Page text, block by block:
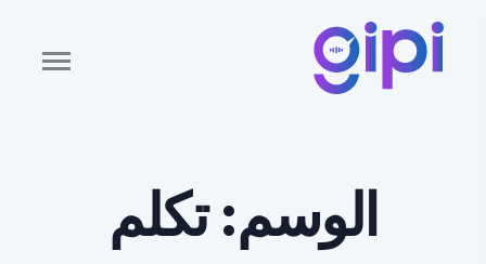
الوسم:تكلم